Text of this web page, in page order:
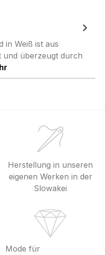
in Weiß ist aus
und überzeugt durch
Herstellung in unseren
eigenen Werken in der
Slowakei
Mode für